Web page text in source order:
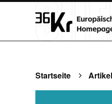
Startseite Artikel